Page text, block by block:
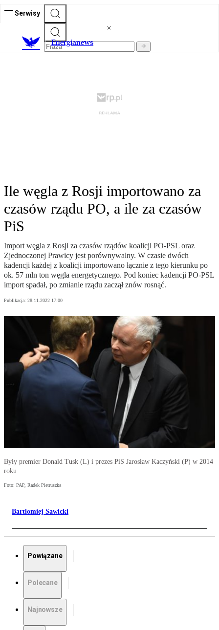
Serwisy
Energianews
Ile węgla z Rosji importowano za
czasów rządu PO, a ile za czasów
PiS
Import węgla z Rosji za czasów rządów koalicji PO-PSL oraz
Zjednoczonej Prawicy jest porównywalny. W czasie dwóch
kadencji każdej z koalicji importowano łącznie z tego kierunku po
ok. 57 mln ton węgla energetycznego. Pod koniec kadencji PO-PSL
import spadał, po zmianie rządu zaczął znów rosnąć.
Publikacja: 28.11.2022 17:00
Były premier Donald Tusk (L) i prezes PiS Jarosław Kaczyński (P) w 2014
roku
Foto: PAP, Radek Pietruszka
Bartłomiej Sawicki
Powiązane
Polecane
Najnowsze